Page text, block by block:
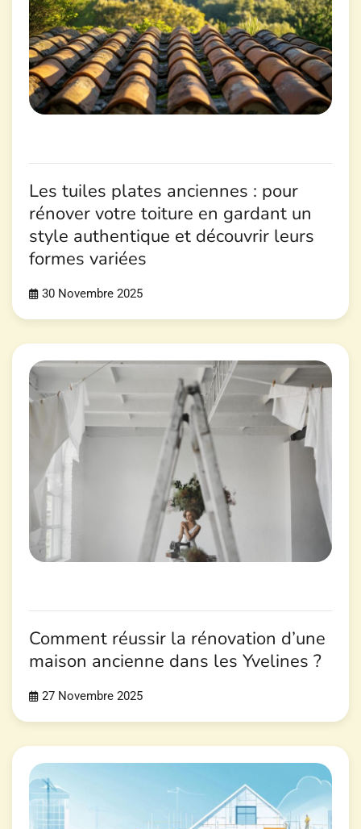
Les tuiles plates anciennes : pour
rénover votre toiture en gardant un
style authentique et découvrir leurs
formes variées
30 Novembre 2025
Comment réussir la rénovation d’une
maison ancienne dans les Yvelines ?
27 Novembre 2025